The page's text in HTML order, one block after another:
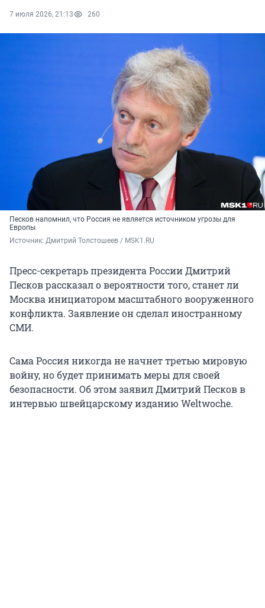
7 июля 2026, 21:13 260
Песков напомнил, что Россия не является источником угрозы для
Европы
Источник: Дмитрий Толстошеев / MSK1.RU
Пресс-секретарь президента России Дмитрий
Песков рассказал о вероятности того, станет ли
Москва инициатором масштабного вооруженного
конфликта. Заявление он сделал иностранному
СМИ.
Сама Россия никогда не начнет третью мировую
войну, но будет принимать меры для своей
безопасности. Об этом заявил Дмитрий Песков в
интервью швейцарскому изданию Weltwoche.